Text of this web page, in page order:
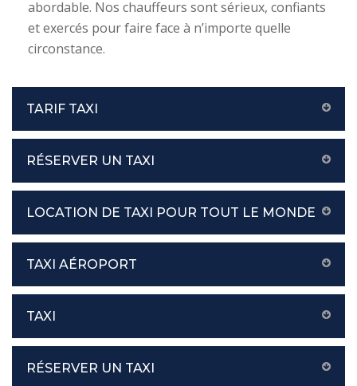
abordable. Nos chauffeurs sont sérieux, confiants
et exercés pour faire face à n’importe quelle
circonstance.
TARIF TAXI
RÉSERVER UN TAXI
LOCATION DE TAXI POUR TOUT LE MONDE
TAXI AÉROPORT
TAXI
RÉSERVER UN TAXI